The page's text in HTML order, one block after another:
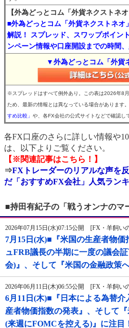
【外為どっとコム「外貨ネクストネ
■外為どっとコム「外貨ネクストネオ
解説！ スプレッド、スワップポイン
ンペーン情報や口座開設までの時間
▼外為どっとコム「外貨
※スプレッドはすべて例外あり。この表は2026年8
ため、最新の情報とは異なっている場合があります
すめ比較」 や、各FX会社の公式サイトなどで確認し
各FX口座のさらに詳しい情報や
は、以下よりご覧ください。
【※関連記事はこちら！】
⇒FXトレーダーのリアルな声を
だ「おすすめFX会社」人気ランキ
■持田有紀子の「戦うオンナのマ
2026年07月15日(水)07:15公開 [FX・羊飼い
7月15日(水)■『米国の生産者物
ュFRB議長の半期に一度の議会
会)』、そして『米国の金融政策
2026年06月11日(木)06:55公開 [FX・羊飼い
6月11日(木)■『日本による為替
産者物価指数の発表』、そして
(来週にFOMCを控える)』に注目